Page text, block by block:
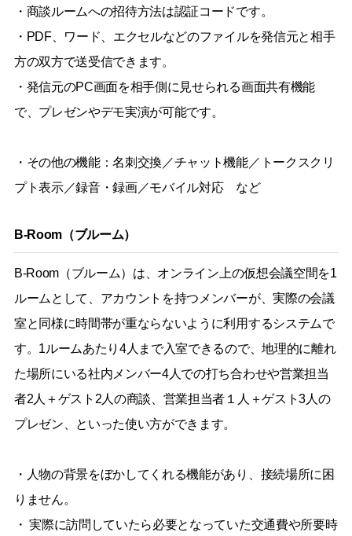
・商談ルームへの招待方法は認証コードです。
・PDF、ワード、エクセルなどのファイルを発信元と相手
方の双方で送受信できます。
・発信元のPC画面を相手側に見せられる画面共有機能
で、プレゼンやデモ実演が可能です。
・その他の機能：名刺交換／チャット機能／トークスクリ
プト表示／録音・録画／モバイル対応 など
B-Room（ブルーム）
B-Room（ブルーム）は、オンライン上の仮想会議空間を1
ルームとして、アカウントを持つメンバーが、実際の会議
室と同様に時間帯が重ならないように利用するシステムで
す。1ルームあたり4人まで入室できるので、地理的に離れ
た場所にいる社内メンバー4人での打ち合わせや営業担当
者2人＋ゲスト2人の商談、営業担当者１人＋ゲスト3人の
プレゼン、といった使い方ができます。
・人物の背景をぼかしてくれる機能があり、接続場所に困
りません。
・ 実際に訪問していたら必要となっていた交通費や所要時